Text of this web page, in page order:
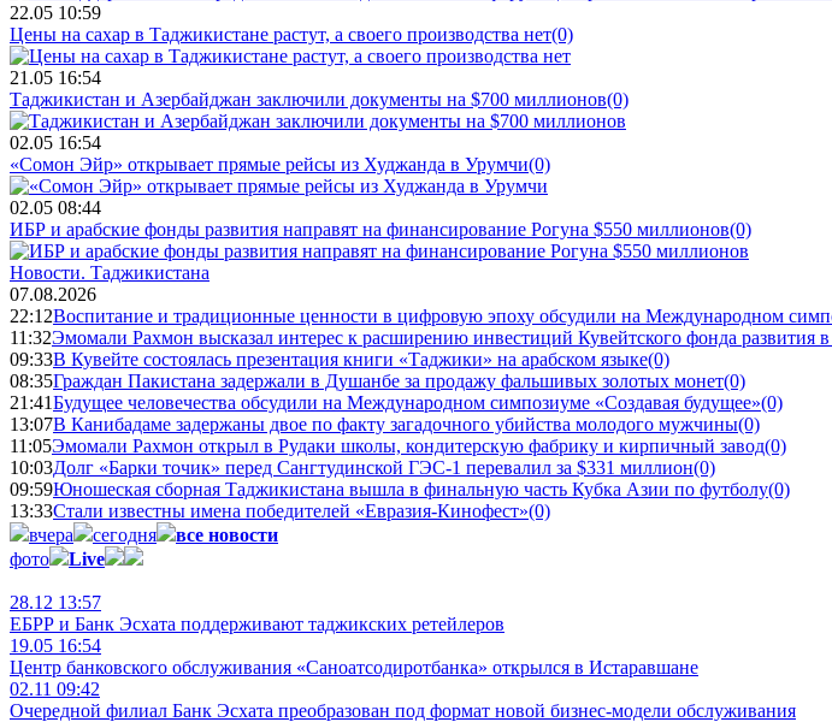
22.05 10:59
Цены на сахар в Таджикистане растут, а своего производства нет(0)
21.05 16:54
Таджикистан и Азербайджан заключили документы на $700 миллионов(0)
02.05 16:54
«Сомон Эйр» открывает прямые рейсы из Худжанда в Урумчи(0)
02.05 08:44
ИБР и арабские фонды развития направят на финансирование Рогуна $550 миллионов(0)
Новости. Таджикистана
07.08.2026
22:12Воспитание и традиционные ценности в цифровую эпоху обсудили на Международном
11:32Эмомали Рахмон высказал интерес к расширению инвестиций Кувейтского фонда развития
09:33В Кувейте состоялась презентация книги «Таджики» на арабском языке(0)
08:35Граждан Пакистана задержали в Душанбе за продажу фальшивых золотых монет(0)
21:41Будущее человечества обсудили на Международном симпозиуме «Создавая будущее»(0)
13:07В Канибадаме задержаны двое по факту загадочного убийства молодого мужчины(0)
11:05Эмомали Рахмон открыл в Рудаки школы, кондитерскую фабрику и кирпичный завод(0)
10:03Долг «Барки точик» перед Сангтудинской ГЭС-1 перевалил за $331 миллион(0)
09:59Юношеская сборная Таджикистана вышла в финальную часть Кубка Азии по футболу(0)
13:33Стали известны имена победителей «Евразия-Кинофест»(0)
вчера
сегодня
все новости
фото
Live
28.12 13:57
ЕБРР и Банк Эсхата поддерживают таджикских ретейлеров
19.05 16:54
Центр банковского обслуживания «Саноатсодиротбанка» открылся в Истаравшане
02.11 09:42
Очередной филиал Банк Эсхата преобразован под формат новой бизнес-модели обслуживания